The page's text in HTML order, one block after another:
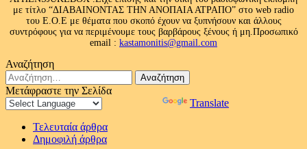
με τίτλο “ΔΙΑΒΑΙΝΟΝΤΑΣ ΤΗΝ ΑΝΟΠΑΙΑ ΑΤΡΑΠΟ” στο web radio
του Ε.Ο.Ε με θέματα που σκοπό έχουν να ξυπνήσουν και άλλους
συντρόφους για να περιμένουμε τους βαρβάρους ξένους ή μη.Προσωπικό
email : kastamonitis@gmail.com
Αναζήτηση
Αναζήτηση
για:
Μετάφραστε την Σελίδα
Translate
Τελευταία άρθρα
Δημοφιλή άρθρα